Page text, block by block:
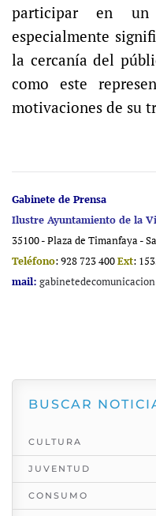
participar en un
especialmente
la cercanía del
como este
motivaciones de su
Gabinete de Prensa
Ilustre Ayuntamiento de la
35100 - Plaza de Timanfaya -
Teléfono: 928 723 400Ext:
mail:
BUSCAR
CULTURA
JUVENTUD
CONSUMO